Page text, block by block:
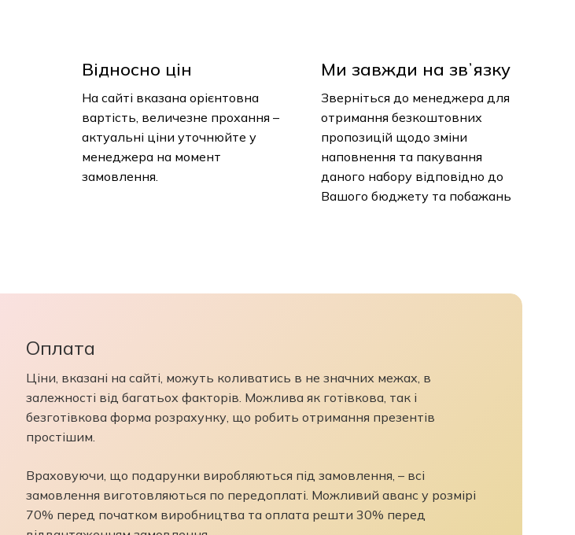
Відносно цін
На сайті вказана орієнтовна
вартість, величезне прохання –
актуальні ціни уточнюйте у
менеджера на момент
замовлення.
Ми завжди на звʼязку
Зверніться до менеджера для
отримання безкоштовних
пропозицій щодо зміни
наповнення та пакування
даного набору відповідно до
Вашого бюджету та побажань
Оплата
Ціни, вказані на сайті, можуть коливатись в не значних межах, в
залежності від багатьох факторів. Можлива як готівкова, так і
безготівкова форма розрахунку, що робить отримання презентів
простішим.
Враховуючи, що подарунки виробляються під замовлення, – всі
замовлення виготовляються по передоплаті. Можливий аванс у розмірі
70% перед початком виробництва та оплата решти 30% перед